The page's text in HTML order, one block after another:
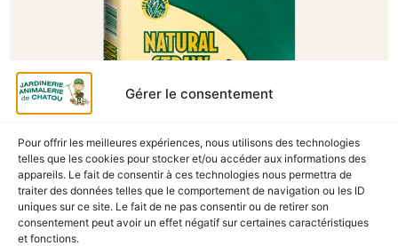
Gérer le consentement
Pour offrir les meilleures expériences, nous utilisons des technologies
telles que les cookies pour stocker et/ou accéder aux informations des
appareils. Le fait de consentir à ces technologies nous permettra de
traiter des données telles que le comportement de navigation ou les ID
uniques sur ce site. Le fait de ne pas consentir ou de retirer son
consentement peut avoir un effet négatif sur certaines caractéristiques
et fonctions.
A Catégoriser
PAILLE 2.5KG
En stock